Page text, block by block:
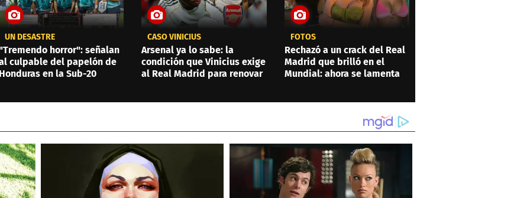
UN DESASTRE
horror": señalan
culpable del papelón de
Honduras en la Sub-20
CASO VINICIUS
Arsenal ya lo sabe: la
condición que Vinicius exige
al Real Madrid para renovar
FOTOS
Rechazó a un crack del Real
Madrid que brilló en el
Mundial: ahora se lamenta